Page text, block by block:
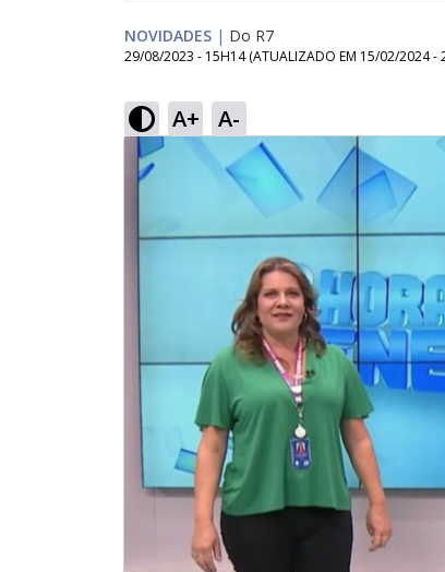
NOVIDADES | Do R7
29/08/2023 - 15H14 (ATUALIZADO EM 15/02/2024 -
A+ A-